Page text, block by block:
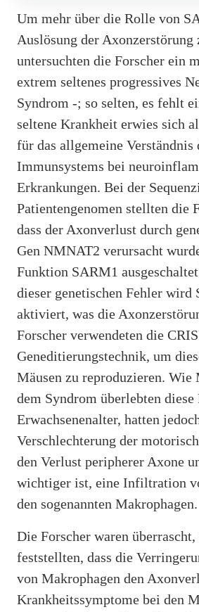
Um mehr über die Rolle von
Auslösung der Axonzerstörung
untersuchten die Forscher ein
extrem seltenes progressives
Syndrom -; so selten, es fehlt
seltene Krankheit erwies sich
für das allgemeine Verständnis
Immunsystems bei
Erkrankungen. Bei der
Patientengenomen stellten die
dass der Axonverlust durch
Gen NMNAT2 verursacht
Funktion SARM1
dieser genetischen Fehler wird
aktiviert, was die
Forscher verwendeten die
Geneditierungstechnik, um
Mäusen zu reproduzieren. Wie
dem Syndrom überlebten diese
Erwachsenenalter, hatten
Verschlechterung der
den Verlust peripherer Axone
wichtiger ist, eine Infiltration
den sogenannten Makrophagen.
Die Forscher waren überrascht,
feststellten, dass die
von Makrophagen den
Krankheitssymptome bei den